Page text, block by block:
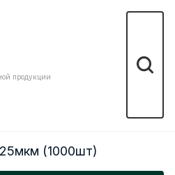
продукции
Поиск
(1000шт)